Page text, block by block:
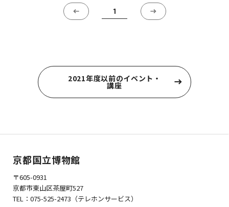
1
2021年度以前のイベント・
講座
京都国立博物館
〒605-0931
京都市東山区茶屋町527
TEL：075-525-2473（テレホンサービス）